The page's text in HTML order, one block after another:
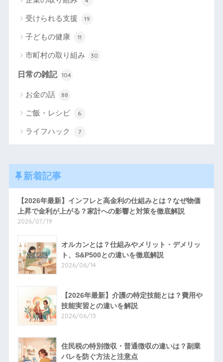
受けられる支援 19
子どもの健康 11
市町村の取り組み 30
日常の雑記 104
お金の話 88
ご飯・レシピ 6
ライフハック 7
新着記事
【2026年最新】インフレと高金利の仕組みとは？なぜ物価
上昇で金利が上がる？家計への影響と対策を徹底解説
2026/07/19
オルカンとは？仕組みやメリット・デメリッ
ト、S&P500との違いを徹底解説
2026/06/14
【2026年最新】介護の特定技能とは？費用や
技能実習との違いを解説
2026/06/13
住民税の特別徴収・普通徴収の違いは？副業
バレを防ぐ方法と注意点